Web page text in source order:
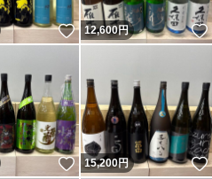
いいね！
12,600円
いいね！
15,200円